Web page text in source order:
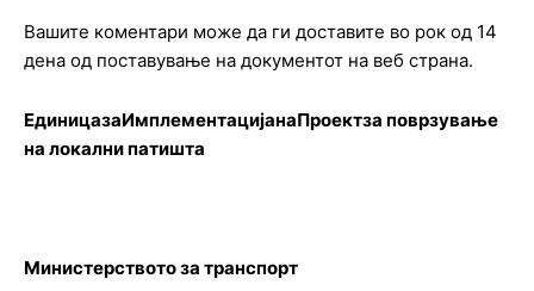
Вашите коментари може да ги доставите во рок од 14
дена од поставување на документот на веб страна.
ЕдиницазаИмплементацијанаПроектза поврзување
на локални патишта
Министерството за транспорт